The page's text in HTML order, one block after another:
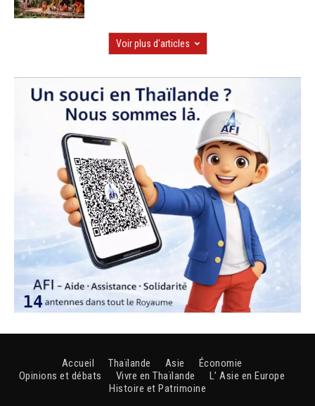
Voir plus d'articles
Accueil Thaïlande Asie
Économie
Opinions et débats
Vivre en Thaïlande
L’ Asie en Europe
Histoire et Patrimoine